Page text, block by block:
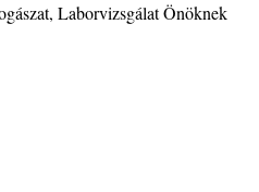
Laborvizsgálat Önöknek